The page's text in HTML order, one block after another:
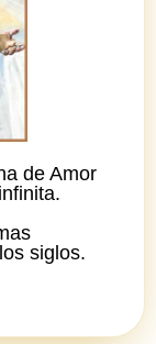
de Amor
siglos.